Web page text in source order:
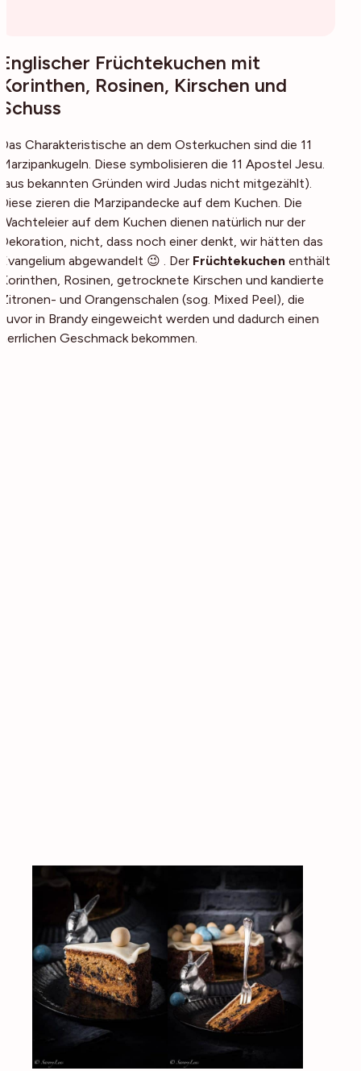
Englischer Früchtekuchen mit
Korinthen, Rosinen, Kirschen und
Schuss
Das Charakteristische an dem Osterkuchen sind die 11
Marzipankugeln. Diese symbolisieren die 11 Apostel Jesu.
(aus bekannten Gründen wird Judas nicht mitgezählt).
Diese zieren die Marzipandecke auf dem Kuchen. Die
Wachteleier auf dem Kuchen dienen natürlich nur der
Dekoration, nicht, dass noch einer denkt, wir hätten das
Evangelium abgewandelt 😉 . Der Früchtekuchen enthält
Korinthen, Rosinen, getrocknete Kirschen und kandierte
Zitronen- und Orangenschalen (sog. Mixed Peel), die
zuvor in Brandy eingeweicht werden und dadurch einen
herrlichen Geschmack bekommen.